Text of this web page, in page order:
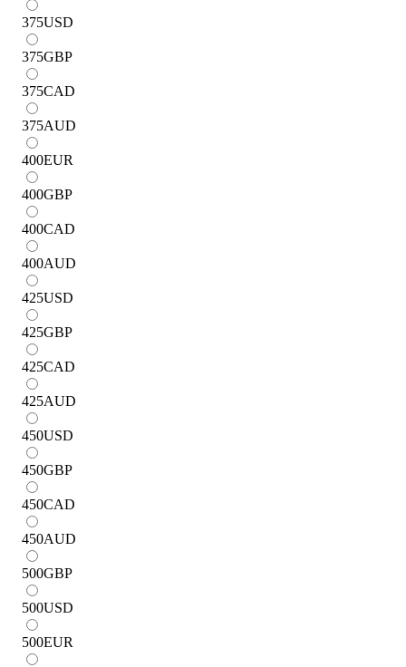
375USD
375GBP
375CAD
375AUD
400EUR
400GBP
400CAD
400AUD
425USD
425GBP
425CAD
425AUD
450USD
450GBP
450CAD
450AUD
500GBP
500USD
500EUR